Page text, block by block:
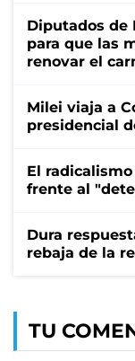
Diputados de
para que las
renovar el
Milei viaja a
presidencial
El
frente al
Dura
rebaja de la
TU